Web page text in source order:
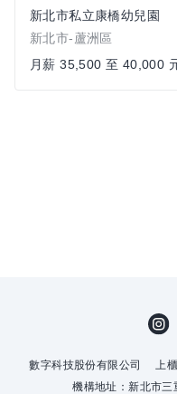
新北市私立康橋幼兒園
新北市-蘆洲區
月薪 35,500 至 40,000
數字科技股份有限公司 上
機構地址：新北市